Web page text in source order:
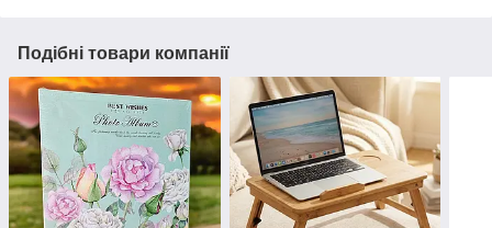
Подібні товари компанії